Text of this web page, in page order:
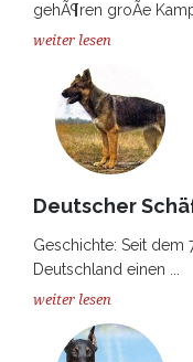
gehÃ¶ren groÃe
weiter lesen
Deutscher
Geschichte: Seit dem
Deutschland einen ...
weiter lesen